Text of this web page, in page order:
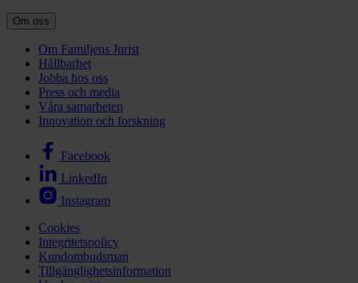
Om oss
Om Familjens Jurist
Hållbarhet
Jobba hos oss
Press och media
Våra samarbeten
Innovation och forskning
Facebook
LinkedIn
Instagram
Cookies
Integritetspolicy
Kundombudsman
Tillgänglighetsinformation